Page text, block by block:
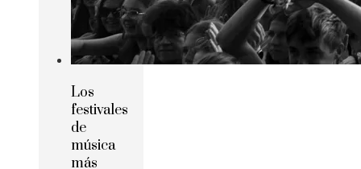
Los
festivales
de
música
más